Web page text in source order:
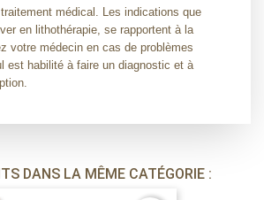
médical. Les indications que
en lithothérapie, se rapportent à la
votre médecin en cas de problèmes
est habilité à faire un diagnostic et à
DANS LA MÊME CATÉGORIE :